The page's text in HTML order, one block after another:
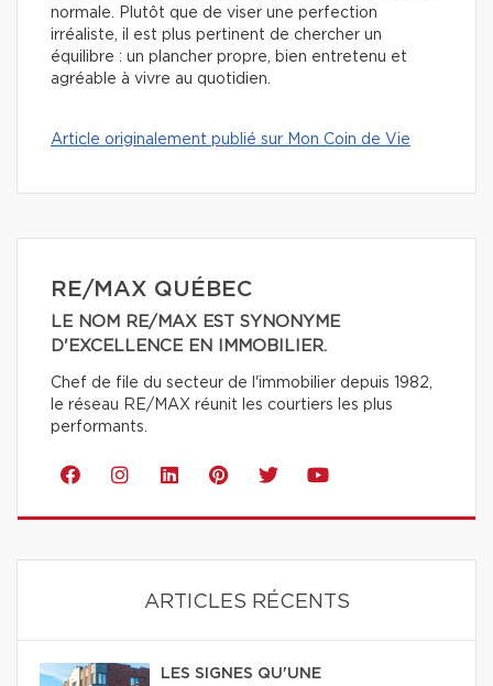
normale. Plutôt que de viser une perfection
irréaliste, il est plus pertinent de chercher un
équilibre : un plancher propre, bien entretenu et
agréable à vivre au quotidien.
Article originalement publié sur Mon Coin de Vie
RE/MAX QUÉBEC
LE NOM RE/MAX EST SYNONYME
D'EXCELLENCE EN IMMOBILIER.
Chef de file du secteur de l'immobilier depuis 1982,
le réseau RE/MAX réunit les courtiers les plus
performants.
ARTICLES RÉCENTS
LES SIGNES QU'UNE